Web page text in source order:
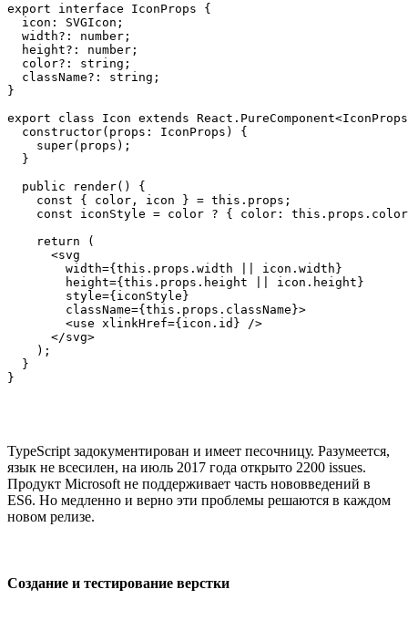
export interface IconProps {
  icon: SVGIcon;
  width?: number;
  height?: number;
  color?: string;
  className?: string;
}
export class Icon extends
  constructor(props: IconProps) {
    super(props);
  }
  public render() {
    const { color, icon } = this.props;
const iconStyle = color ? { color:
    return (
      <svg
        width={this.props.width || icon.width}
        height={this.props.height || icon.height}
        style={iconStyle}
        className={this.props.className}>
        <use xlinkHref={icon.id} />
      </svg>
    );
  }
}
TypeScript задокументирован и имеет песочницу. Разумеется,
язык не всесилен, на июль 2017 года открыто 2200 issues.
Продукт Microsoft не поддерживает часть нововведений в
ES6. Но медленно и верно эти проблемы решаются в каждом
новом релизе.
Создание и тестирование верстки